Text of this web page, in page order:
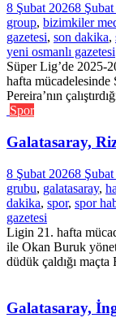
8 Şubat 20268
group, bizimkiler
gazetesi, son dakika,
yeni osmanlı gazetesi
Süper Lig’de 2025-
hafta mücadelesinde
Pereira’nın
Spor
Galatasaray,
8 Şubat 20268
grubu, galatasaray,
dakika, spor, spor
gazetesi
Ligin 21. hafta
ile Okan Buruk
düdük çaldığı maçta
Galatasaray,